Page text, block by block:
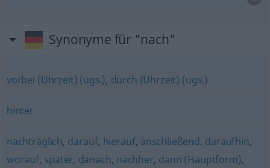
Synonyme für "nach"
vorbei (Uhrzeit) (ugs.), durch (Uhrzeit) (ugs.)
hinter
nachträglich, darauf, hierauf, anschließend, daraufhin,
worauf, später, danach, nachher, dann (Hauptform),